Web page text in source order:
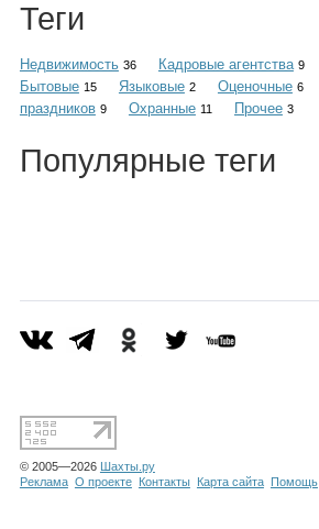
Теги
Недвижимость 36 Кадровые агентства 9
Бытовые 15 Языковые 2 Оценочные 6
праздников 9 Охранные 11 Прочее 3
Популярные теги
© 2005—2026 Шахты.ру
Реклама О проекте Контакты Карта сайта Помощь